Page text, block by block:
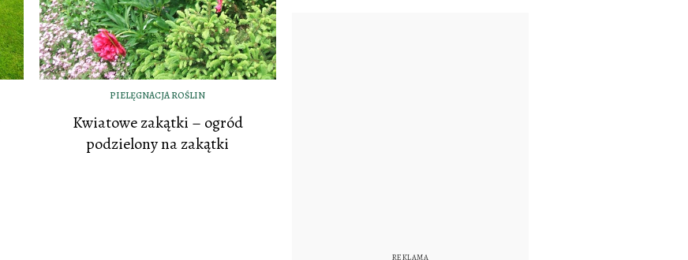
PIELĘGNACJA ROŚLIN
Kwiatowe zakątki – ogród
podzielony na zakątki